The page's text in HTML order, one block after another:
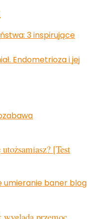
3 inspirujące
Endometrioza i jej
[Test